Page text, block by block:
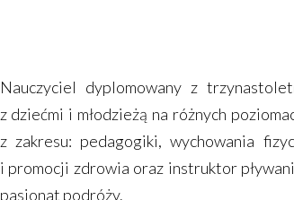
Nauczyciel dyplomowany z
z dziećmi i młodzieżą na różnych
z zakresu: pedagogiki, wychowania
i promocji zdrowia oraz instruktor
pasjonat podróży.